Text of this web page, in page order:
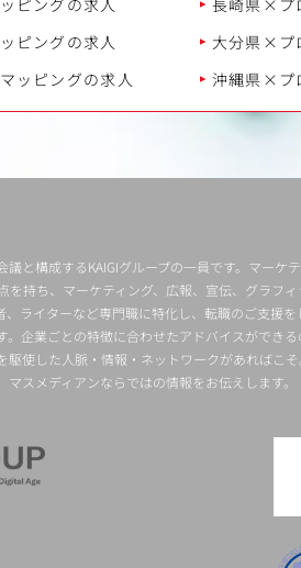
ピングの求人
長崎県×プ
ピングの求人
大分県×プ
ッピングの求人
沖縄県×プ
と構成するKAIGIグループの一員です。マーケ
を持ち、マーケティング、広報、宣伝、グラフ
、ライターなど専門職に特化し、転職のご支援
。企業ごとの特徴に合わせたアドバイスができ
駆使した人脈・情報・ネットワークがあればこ
スメディアンならではの情報をお伝えします。